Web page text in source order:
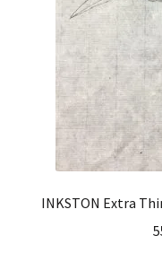
INKSTON Extra